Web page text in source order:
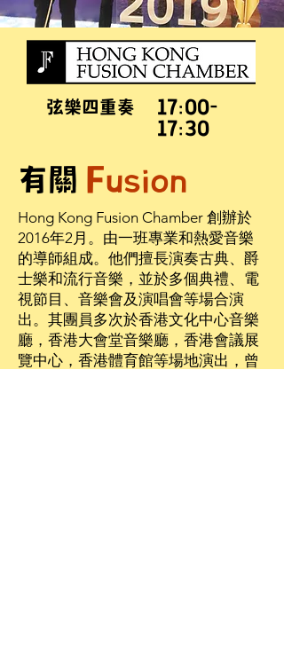
弦樂四重奏
17:00-
17:30
有關 Fusion
Hong Kong Fusion Chamber 創辦於
2016年2月。由一班專業和熱愛音樂
的導師組成。他們擅長演奏古典、爵
士樂和流行音樂，並於多個典禮、電
視節目、音樂會及演唱會等場合演
出。其團員多次於‪香港文化中心‬音樂
廳，香港大會堂音樂廳，‪香港會議展
覽中心‬，香港體育館等場地演出，曾